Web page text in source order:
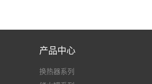
产品中心
换热器系列